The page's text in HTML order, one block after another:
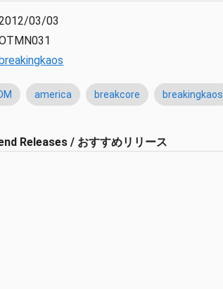
03/03
america breakcore breakingkaos
Releases / おすすめリリース